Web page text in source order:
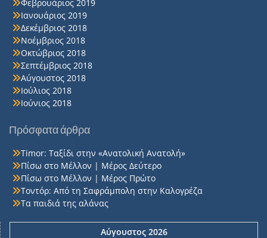
Φεβρουάριος 2019
Ιανουάριος 2019
Δεκέμβριος 2018
Νοέμβριος 2018
Οκτώβριος 2018
Σεπτέμβριος 2018
Αύγουστος 2018
Ιούλιος 2018
Ιούνιος 2018
Πρόσφατα άρθρα
Timor: Ταξίδι στην «Ανατολική Ανατολή»
Πίσω στο Μέλλον | Μέρος Δεύτερο
Πίσω στο Μέλλον | Μέρος Πρώτο
Τοντόρ: Από τη Σαφράμπολη στην Καλογρέζα
Τα παιδιά της αλάνας
Αύγουστος 2026